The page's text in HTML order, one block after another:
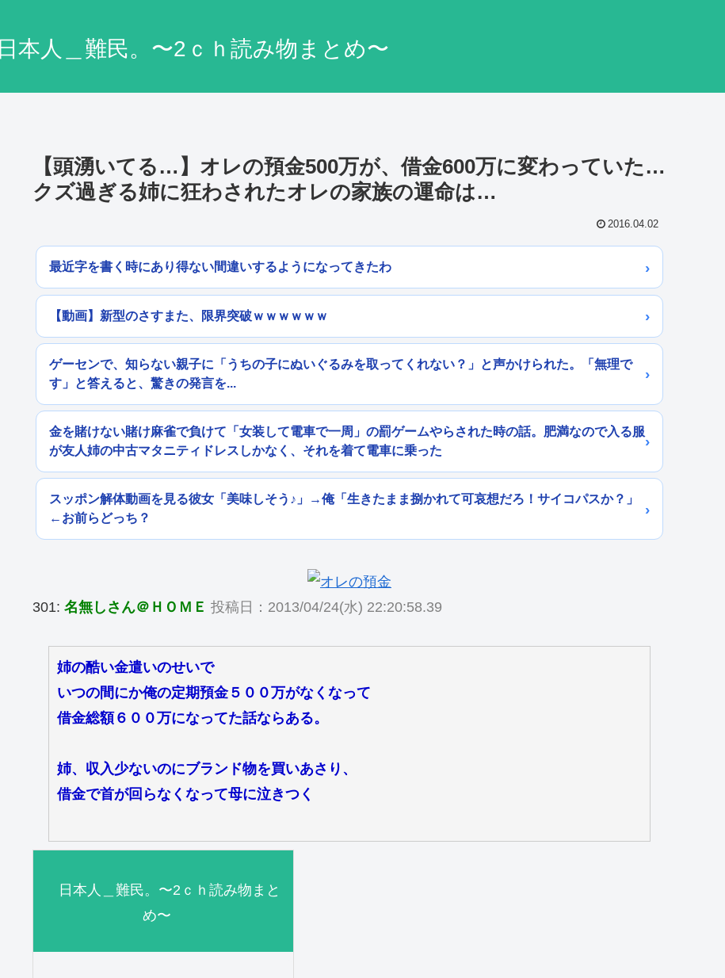
日本人＿難民。〜2ｃｈ読み物まとめ〜
【頭湧いてる…】オレの預金500万が、借金600万に変わっていた…
クズ過ぎる姉に狂わされたオレの家族の運命は…
2016.04.02
最近字を書く時にあり得ない間違いするようになってきたわ
【動画】新型のさすまた、限界突破ｗｗｗｗｗｗ
ゲーセンで、知らない親子に「うちの子にぬいぐるみを取ってくれない？」と声かけられた。「無理で
す」と答えると、驚きの発言を...
金を賭けない賭け麻雀で負けて「女装して電車で一周」の罰ゲームやらされた時の話。肥満なので入る服
が友人姉の中古マタニティドレスしかなく、それを着て電車に乗った
スッポン解体動画を見る彼女「美味しそう♪」→俺「生きたまま捌かれて可哀想だろ！サイコパスか？」
←お前らどっち？
301: 名無しさん＠ＨＯＭＥ 投稿日：2013/04/24(水) 22:20:58.39
姉の酷い金遣いのせいで
いつの間にか俺の定期預金５００万がなくなって
借金総額６００万になってた話ならある。
姉、収入少ないのにブランド物を買いあさり、
借金で首が回らなくなって母に泣きつく